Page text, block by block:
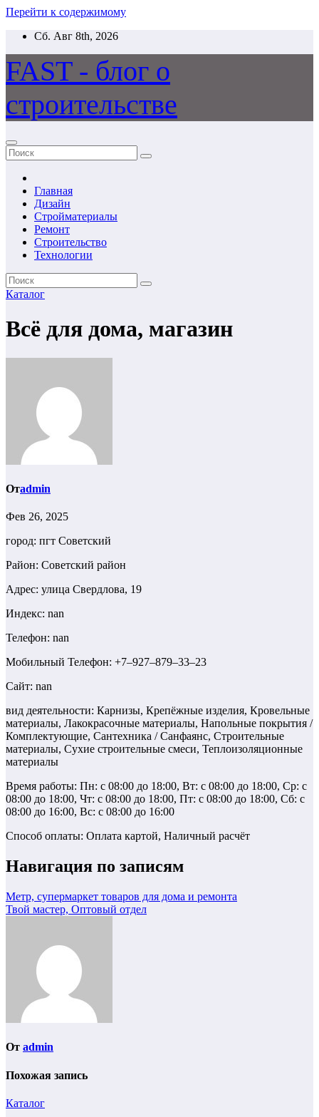
Перейти к содержимому
Сб. Авг 8th, 2026
FAST - блог о
строительстве
Главная
Дизайн
Стройматериалы
Ремонт
Строительство
Технологии
Каталог
Всё для дома, магазин
Отadmin
Фев 26, 2025
город: пгт Советский
Район: Советский район
Адрес: улица Свердлова, 19
Индекс: nan
Телефон: nan
Мобильный Телефон: +7‒927‒879‒33‒23
Сайт: nan
вид деятельности: Карнизы, Крепёжные изделия, Кровельные
материалы, Лакокрасочные материалы, Напольные покрытия /
Комплектующие, Сантехника / Санфаянс, Строительные
материалы, Сухие строительные смеси, Теплоизоляционные
материалы
Время работы: Пн: с 08:00 до 18:00, Вт: с 08:00 до 18:00, Ср: с
08:00 до 18:00, Чт: с 08:00 до 18:00, Пт: с 08:00 до 18:00, Сб: с
08:00 до 16:00, Вс: с 08:00 до 16:00
Способ оплаты: Оплата картой, Наличный расчёт
Навигация по записям
Метр, супермаркет товаров для дома и ремонта
Твой мастер, Оптовый отдел
От admin
Похожая запись
Каталог